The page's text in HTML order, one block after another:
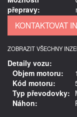
přepravy:
ZOBRAZIT VŠECHNY
Detaily vozu:
Objem motoru:
Kód motoru:
Typ převodovky:
Náhon: